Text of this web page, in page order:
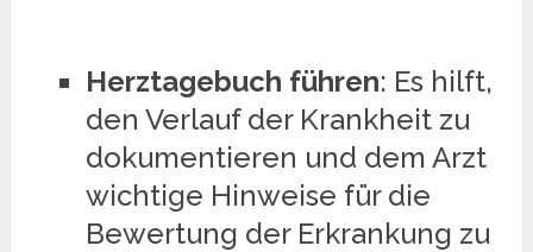
Herztagebuch führen: Es hilft,
den Verlauf der Krankheit zu
dokumentieren und dem Arzt
wichtige Hinweise für die
Bewertung der Erkrankung zu